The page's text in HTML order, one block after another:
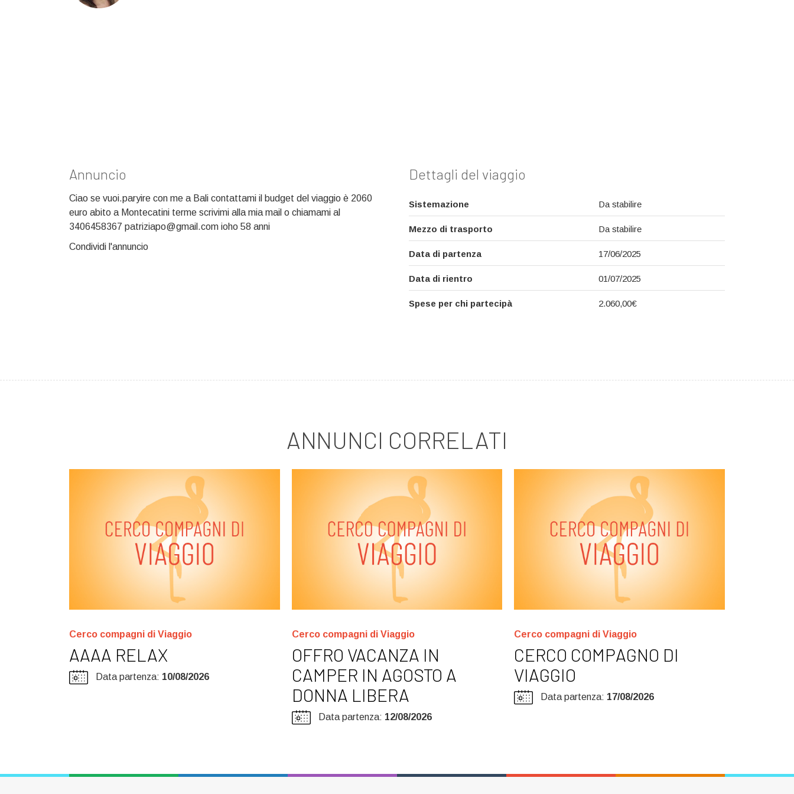
Annuncio
Ciao se vuoi.paryire con me a Bali contattami il budget del viaggio è 2060
euro abito a Montecatini terme scrivimi alla mia mail o chiamami al
3406458367 patriziapo@gmail.com ioho 58 anni
Condividi l'annuncio
Dettagli del viaggio
Sistemazione Da stabilire
Mezzo di trasporto Da stabilire
Data di partenza 17/06/2025
Data di rientro 01/07/2025
Spese per chi partecipà 2.060,00€
ANNUNCI CORRELATI
Cerco compagni di Viaggio
AAAA RELAX
Data partenza: 10/08/2026
Cerco compagni di Viaggio
OFFRO VACANZA IN
CAMPER IN AGOSTO A
DONNA LIBERA
Data partenza: 12/08/2026
Cerco compagni di Viaggio
CERCO COMPAGNO DI
VIAGGIO
Data partenza: 17/08/2026